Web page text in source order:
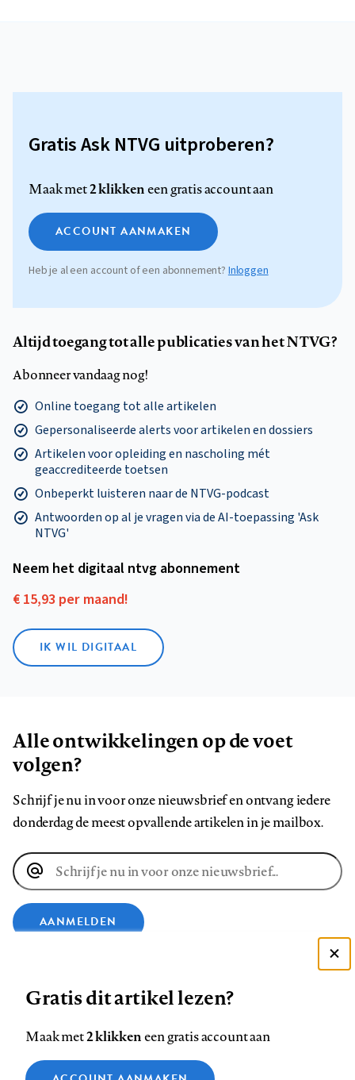
Gratis Ask NTVG uitproberen?
Maak met2 klikkeneen gratis account aan
ACCOUNT AANMAKEN
Heb je al een account of een abonnement?Inloggen
Altijd toegang tot alle publicaties van het NTVG?
Abonneer vandaag nog!
Online toegang tot alle artikelen
Gepersonaliseerde alerts voor artikelen en dossiers
Artikelen voor opleiding en nascholing mét
geaccrediteerde toetsen
Onbeperkt luisteren naar de NTVG-podcast
Antwoorden op al je vragen via de AI-toepassing 'Ask
NTVG'
Neem het digitaal ntvg abonnement
€ 15,93 per maand!
IK WIL DIGITAAL
Alle ontwikkelingen op de voet
volgen?
Schrijf je nu in voor onze nieuwsbrief en ontvang iedere
donderdag de meest opvallende artikelen in je mailbox.
E-
mailadres
AANMELDEN
op
op
op
ons
op
Zie onze cookie policy
Gratis dit artikel lezen?
Maak met2 klikkeneen gratis account aan